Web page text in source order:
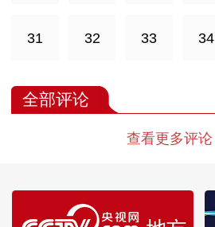
31 32 33 34
全部评论
查看更多评论